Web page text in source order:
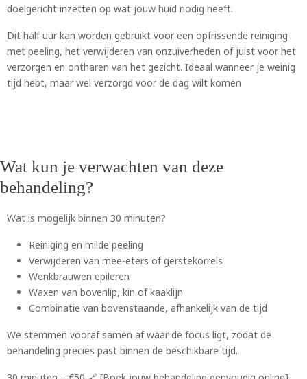
doelgericht inzetten op wat jouw huid nodig heeft.
Dit half uur kan worden gebruikt voor een opfrissende reiniging
met peeling, het verwijderen van onzuiverheden of juist voor het
verzorgen en ontharen van het gezicht. Ideaal wanneer je weinig
tijd hebt, maar wel verzorgd voor de dag wilt komen
Wat kun je verwachten van deze
behandeling?
Wat is mogelijk binnen 30 minuten?
Reiniging en milde peeling
Verwijderen van mee-eters of gerstekorrels
Wenkbrauwen epileren
Waxen van bovenlip, kin of kaaklijn
Combinatie van bovenstaande, afhankelijk van de tijd
We stemmen vooraf samen af waar de focus ligt, zodat de
behandeling precies past binnen de beschikbare tijd.